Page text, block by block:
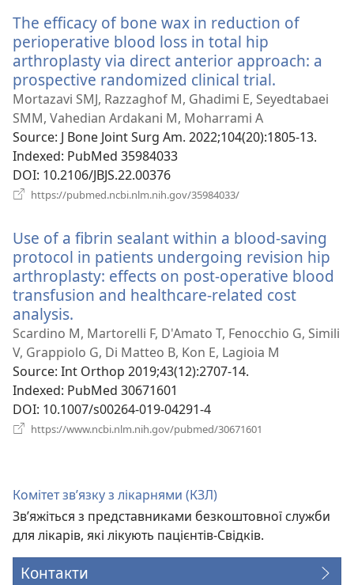
вікні)
The efficacy of bone wax in reduction of
perioperative blood loss in total hip
arthroplasty via direct anterior approach: a
prospective randomized clinical trial.
у
вікні)
Mortazavi SMJ, Razzaghof M, Ghadimi E, Seyedtabaei
SMM, Vahedian Ardakani M, Moharrami A
Source‎: J Bone Joint Surg Am. 2022;104(20):1805-13.
Indexed‎: PubMed 35984033
DOI‎: 10.2106/JBJS.22.00376
https://pubmed.ncbi.nlm.nih.gov/35984033/
вікні)
Use of a fibrin sealant within a blood-saving
protocol in patients undergoing revision hip
arthroplasty: effects on post-operative blood
transfusion and healthcare-related cost
analysis.
у
новому
вікні)
Scardino M, Martorelli F, D'Amato T, Fenocchio G, Simili
V, Grappiolo G, Di Matteo B, Kon E, Lagioia M
Source‎: Int Orthop 2019;43(12):2707-14.
Indexed‎: PubMed 30671601
DOI‎: 10.1007/s00264-019-04291-4
https://www.ncbi.nlm.nih.gov/pubmed/30671601
Комітет зв’язку з лікарнями (КЗЛ)
Зв’яжіться з представниками безкоштовної служби
для лікарів, які лікують пацієнтів-Свідків.
Контакти